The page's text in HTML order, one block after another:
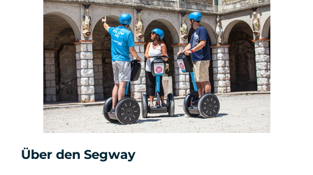
Über den Segway